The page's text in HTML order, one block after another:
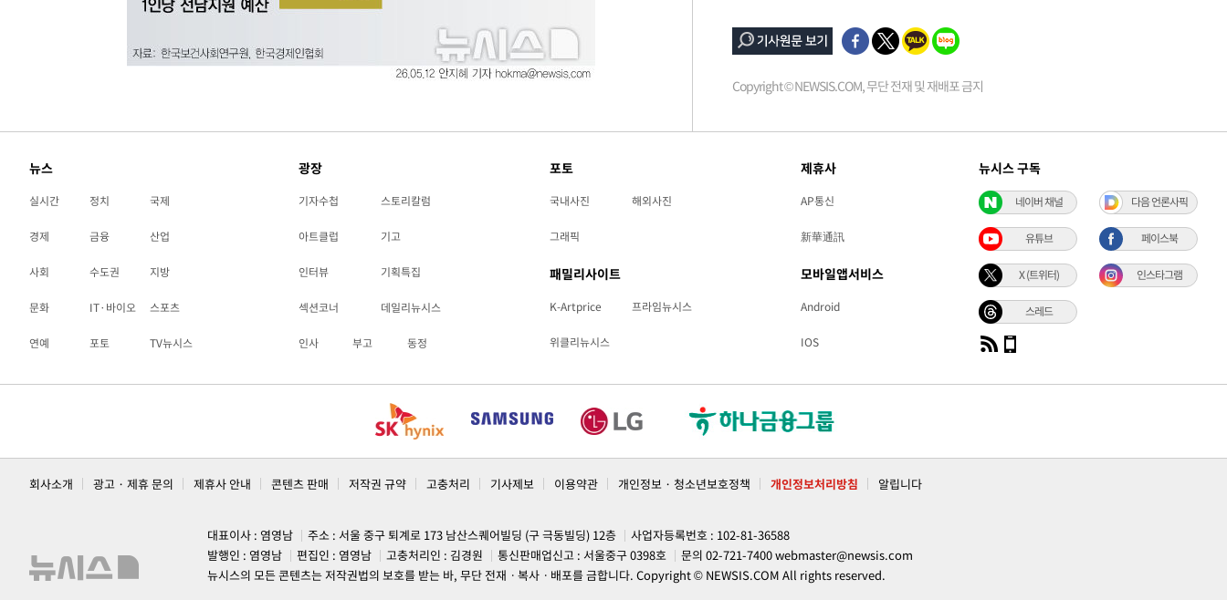
Copyright © NEWSIS.COM, 무단 전재 및 재배포 금지
뉴스
실시간 정치 국제
경제 금융 산업
사회 수도권 지방
문화 IT·바이오 스포츠
연예 포토 TV뉴시스
광장
기자수첩 스토리칼럼
아트클럽 기고
인터뷰 기획특집
섹션코너 데일리뉴시스
인사 부고 동정
포토
국내사진 해외사진
그래픽
패밀리사이트
K-Artprice 프라임뉴시스
위클리뉴시스
제휴사
AP통신
新華通訊
모바일앱서비스
Android
IOS
뉴시스 구독
네이버 채널 다음 언론사픽
유튜브 페이스북
X (트위터) 인스타그램
스레드
회사소개 광고 · 제휴 문의 제휴사 안내 콘텐츠 판매 저작권 규약 고충처리 기사제보 이용약관 개인정보 · 청소년보호정책 개인정보처리방침 알립니다
대표이사 : 염영남 주소 : 서울 중구 퇴계로 173 남산스퀘어빌딩 (구 극동빌딩) 12층
사업자등록번호 : 102-81-36588
발행인 : 염영남
편집인 : 염영남 고충처리인 : 김경원 통신판매업신고 : 서울중구 0398호 문의 02-721-7400webmaster@newsis.com
뉴시스의 모든 콘텐츠는 저작권법의 보호를 받는 바, 무단 전재ㆍ복사ㆍ배포를 금합니다. Copyright © NEWSIS.COM All rights reserved.